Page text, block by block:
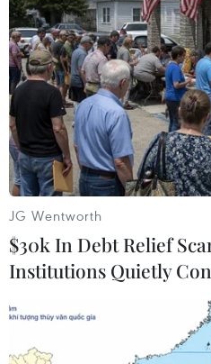
chuyển qua Hàn
24/02/2020 09:04
Hải Phòng đã cách ly
Daegu và tỉnh Bắc
dõi, giám sát sức khỏe;
hành khách bay từ Daegu
JG Wentworth
$30k In Debt Relief
Institutions Quietly